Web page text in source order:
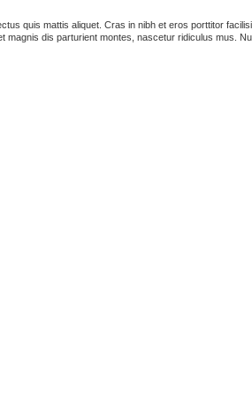
quis mattis aliquet. Cras in nibh et eros porttitor
dis parturient montes, nascetur ridiculus mus.